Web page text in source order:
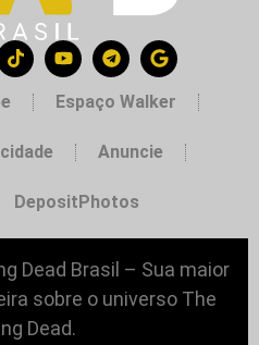
Espaço Walker
Anuncie
DepositPhotos
Dead Brasil – Sua maior
sobre o universo The
Dead.